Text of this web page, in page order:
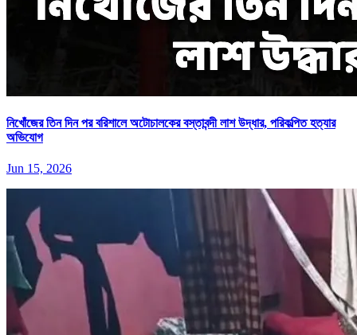
নিখোঁজের তিন দিন পর বরিশালে অটোচালকের বস্তাবন্দী লাশ উদ্ধার, পরিকল্পিত হত্যার
অভিযোগ
Jun 15, 2026